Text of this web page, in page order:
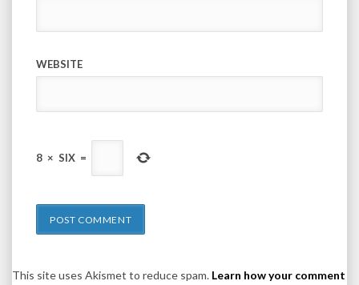
WEBSITE
8 × SIX =
This site uses Akismet to reduce spam. Learn how your comment